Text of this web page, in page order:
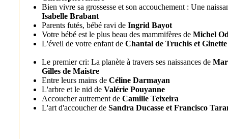
Bien vivre sa grossesse et son accouchement : Une
Isabelle Brabant
Parents futés, bébé ravi de Ingrid Bayot
Votre bébé est le plus beau des mammifères de Michel
L'éveil de votre enfant de Chantal de Truchis et
Le premier cri: La planète à travers ses naissances de
Gilles de Maistre
Entre leurs mains de Céline Darmayan
L'arbre et le nid de Valérie Pouyanne
Accoucher autrement de Camille Teixeira
L'art d'accoucher de Sandra Ducasse et Francisco